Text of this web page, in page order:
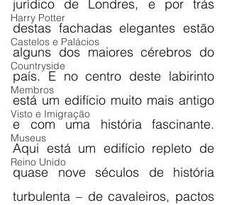
Harry Potter
Castelos e Palácios
Countryside
Membros
Visto e Imigração
Museus
Reino Unido
jurídico de Londres, e por trás
destas fachadas elegantes estão
alguns dos maiores cérebros do
país. E no centro deste labirinto
está um edifício muito mais antigo
e com uma história fascinante.
Aqui está um edifício repleto de
quase nove séculos de história
turbulenta – de cavaleiros, pactos